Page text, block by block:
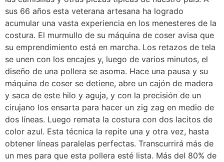
sus 66 años esta veterana artesana ha logrado
acumular una vasta experiencia en los menesteres de la
costura. El murmullo de su máquina de coser avisa que
su emprendimiento está en marcha. Los retazos de tela
se unen con los encajes y, luego de varios minutos, el
diseño de una pollera se asoma. Hace una pausa y su
máquina de coser se detiene, abre un cajón de madera
y saca de este hilo y aguja, y con la precisión de un
cirujano los ensarta para hacer un zig zag en medio de
dos líneas. Luego remata la costura con dos lacitos de
color azul. Esta técnica la repite una y otra vez, hasta
obtener líneas paralelas perfectas. Transcurrirá más de
un mes para que esta pollera esté lista. Más del 80% de